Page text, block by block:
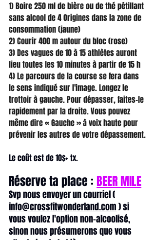
1) Boire 250 ml de bière ou de thé pétillant
sans alcool de 4 Origines dans la zone de
consommation (jaune)
2) Courir 400 m autour du bloc (rose)
3) Des vagues de 10 à 15 athlètes auront
lieu toutes les 10 minutes à partir de 15 h
4) Le parcours de la course se fera dans
le sens indiqué sur l'image. Longez le
trottoir à gauche. Pour dépasser, faites-le
rapidement par la droite. Vous pouvez
même dire « Gauche » à voix haute pour
prévenir les autres de votre dépassement.
Le coût est de 10$+ tx.
Réserve ta place : BEER MILE
Svp nous envoyer un courriel (
info@crossfitwonderland.com ) si
vous voulez l'option non-alcoolisé,
sinon nous présumerons que vous